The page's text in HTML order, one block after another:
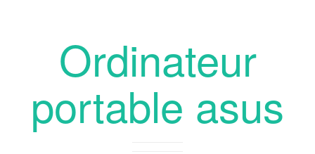
Ordinateur
portable asus